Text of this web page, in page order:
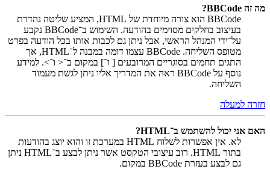
מה זה BBCode?
BBCode הוא צורה מיוחדת של HTML, המציע שליטה נהדרת
בעיצוב בחלקים מסוימים בהודעה. השימוש ב־BBCode נקבע
על־ידי המנהל הראשי, אבל ניתן גם לכבות אותו בכל הודעה בפרט
מטופס השליחה. BBCode עצמו דומה במבנה ל־HTML, אך
התגים תחמים בסוגריים המרובעים [ ו־] במקום ב־< ו־>. למידע
נוסף על BBCode ראה את המדריך אליו ניתן לגשת מעמוד
השליחה.
חזרה למעלה
האם אני יכול להשתמש ב־HTML?
לא. אין אפשרות לשלוח HTML במערכת זו והוא יוצג בהודעות
בתור HTML. רוב עיצובי הטקסט אשר ניתן לבצע ב־HTML ניתן
גם לבצע בעזרת BBCode במקום.